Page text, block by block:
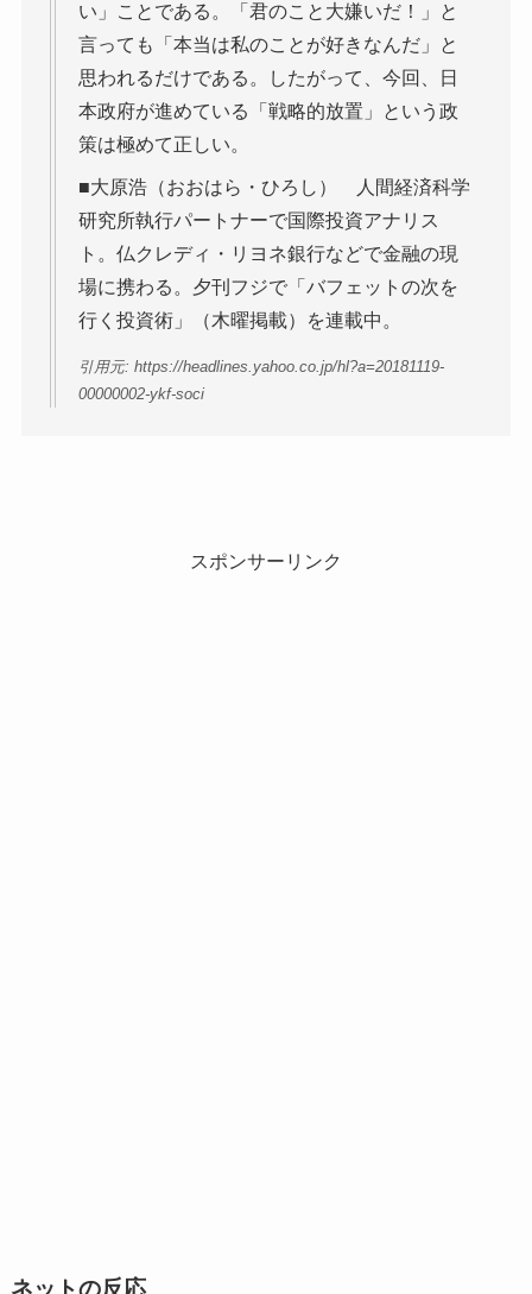
い」ことである。「君のこと大嫌いだ！」と
言っても「本当は私のことが好きなんだ」と
思われるだけである。したがって、今回、日
本政府が進めている「戦略的放置」という政
策は極めて正しい。
■大原浩（おおはら・ひろし） 人間経済科学
研究所執行パートナーで国際投資アナリス
ト。仏クレディ・リヨネ銀行などで金融の現
場に携わる。夕刊フジで「バフェットの次を
行く投資術」（木曜掲載）を連載中。
引用元: https://headlines.yahoo.co.jp/hl?a=20181119-
00000002-ykf-soci
スポンサーリンク
ネットの反応